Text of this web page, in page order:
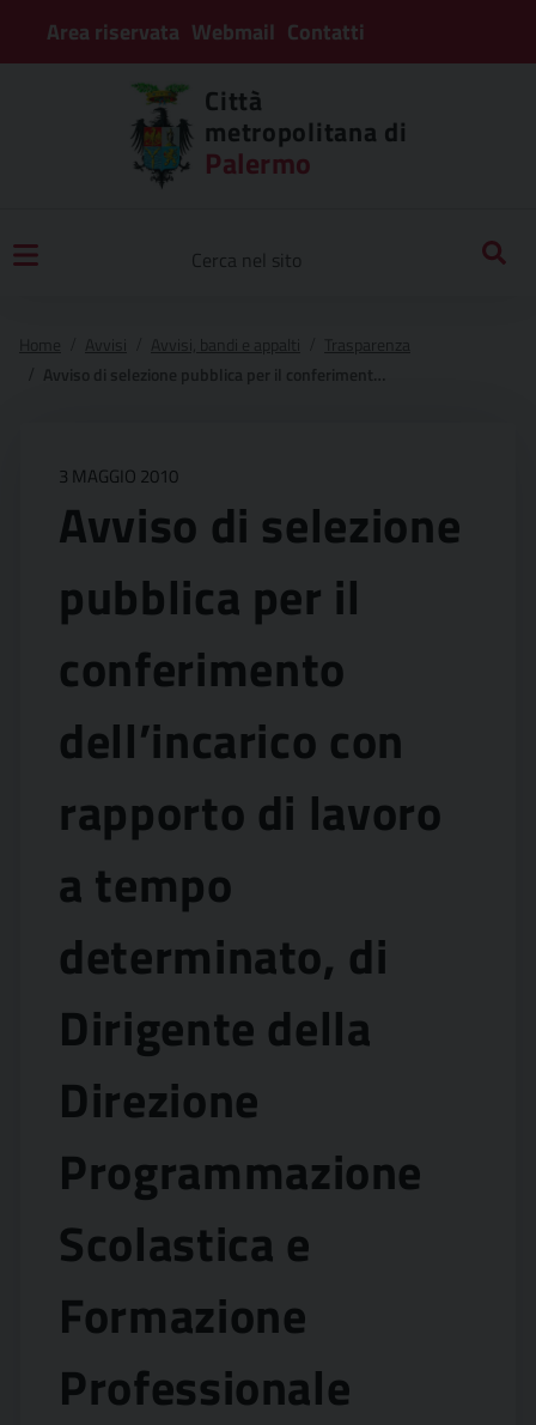
Area riservata Webmail Contatti
Città
metropolitana di
Palermo
3 MAGGIO 2010
Avviso di selezione
pubblica per il
conferimento
dell’incarico con
rapporto di lavoro
a tempo
determinato, di
Dirigente della
Direzione
Programmazione
Scolastica e
Formazione
Professionale